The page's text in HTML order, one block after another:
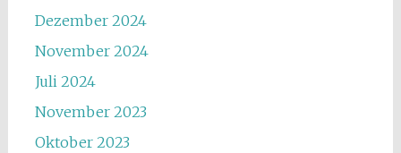
Dezember 2024
November 2024
Juli 2024
November 2023
Oktober 2023